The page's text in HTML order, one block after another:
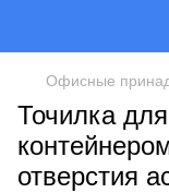
Офисные
Точилка
отверстия